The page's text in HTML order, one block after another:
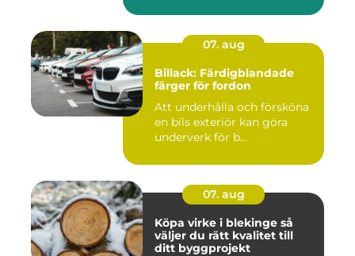
07. aug
Billack: Färdigblandade
färger för fordon
Att underhålla och försköna
en bils exteriör kan göra
underverk för b...
07. aug
Köpa virke i blekinge så
väljer du rätt kvalitet till
ditt byggprojekt